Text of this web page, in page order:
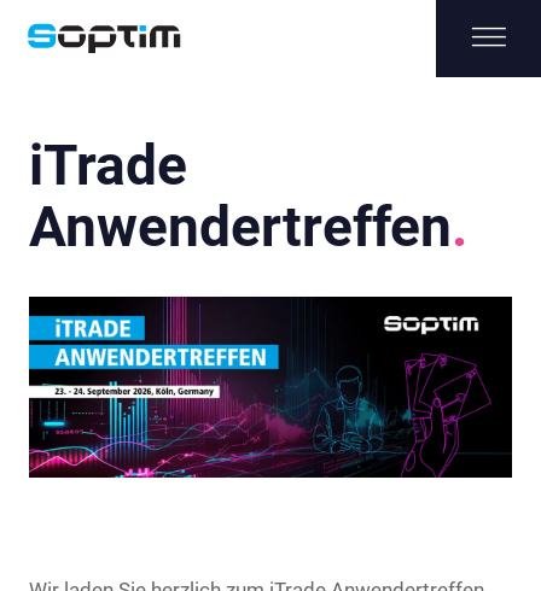
iTrade
Anwendertreffen